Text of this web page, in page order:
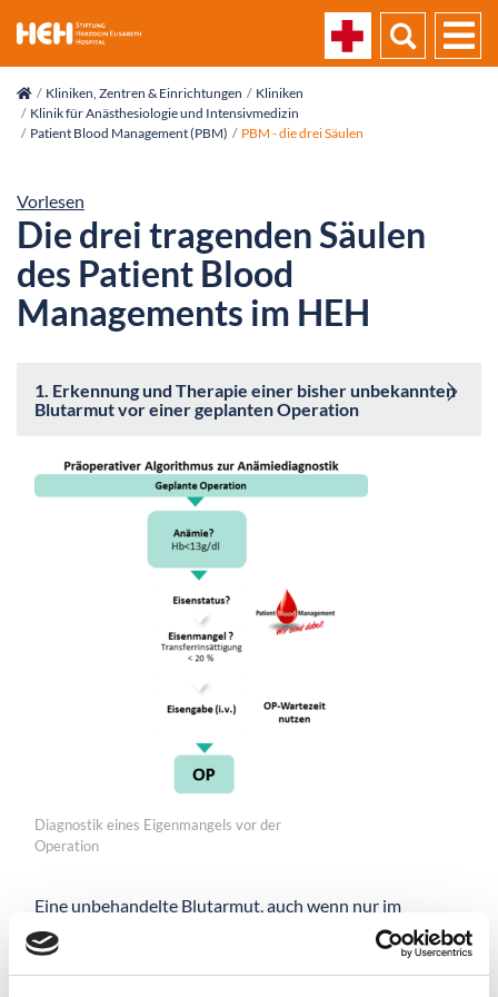
Kliniken, Zentren & Einrichtungen
Kliniken
Klinik für Anästhesiologie und Intensivmedizin
Patient Blood Management (PBM)
PBM - die drei Säulen
Vorlesen
Die drei tragenden Säulen
des Patient Blood
Managements im HEH
1. Erkennung und Therapie einer bisher unbekannten
Blutarmut vor einer geplanten Operation
Diagnostik eines Eigenmangels vor der
Operation
Eine unbehandelte Blutarmut, auch wenn nur im
geringen Ausmaß, ist im Rahmen einer Operation mit
einem erhöhten Risiko für Komplikationen und